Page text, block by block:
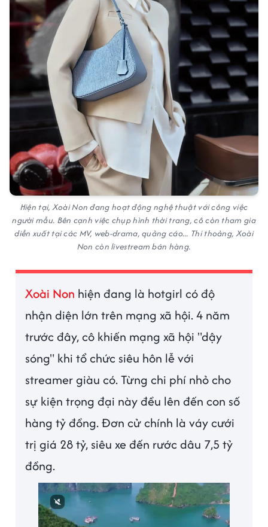
Hiện tại, Xoài Non đang hoạt động nghệ thuật với công việc
người mẫu. Bên cạnh việc chụp hình thời trang, cô còn tham gia
diễn xuất tại các MV, web-drama, quảng cáo... Thi thoảng, Xoài
Non còn livestream bán hàng.
Xoài Non hiện đang là hotgirl có độ
nhận diện lớn trên mạng xã hội. 4 năm
trước đây, cô khiến mạng xã hội "dậy
sóng" khi tổ chức siêu hôn lễ với
streamer giàu có. Từng chi phí nhỏ cho
sự kiện trọng đại này đều lên đến con số
hàng tỷ đồng. Đơn cử chính là váy cưới
trị giá 28 tỷ, siêu xe đến rước dâu 7,5 tỷ
đồng.